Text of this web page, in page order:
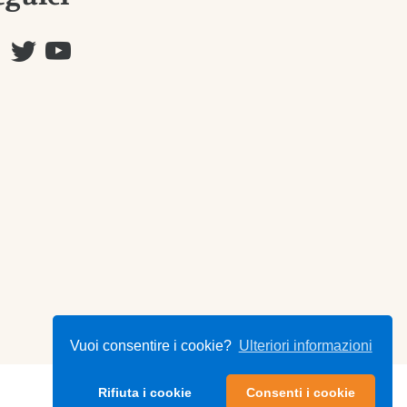
Vuoi consentire i cookie? Ulteriori informazioni
Rifiuta i cookie Consenti i cookie